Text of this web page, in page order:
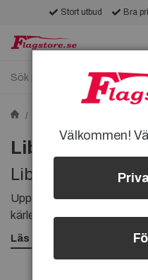
Stort utbud Bra
Liberia-pins
Liberia-pins
Upptäck ett brett urval av
kärlek och stolthet för
kvalitetspins som
Läs mer
Välkommen!